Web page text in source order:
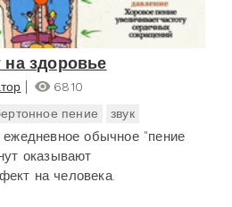
на здоровье
6810
пение звук
обычное "пение
оказывают
на человека.